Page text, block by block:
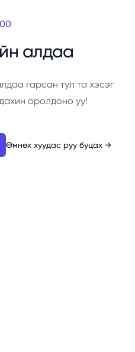
алдаа
гарсан тул та хэсэг
оролдоно уу!
Өмнөх хуудас руу буцах →